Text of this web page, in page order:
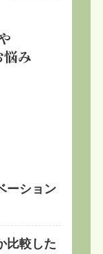
悩み
ーション
比較した